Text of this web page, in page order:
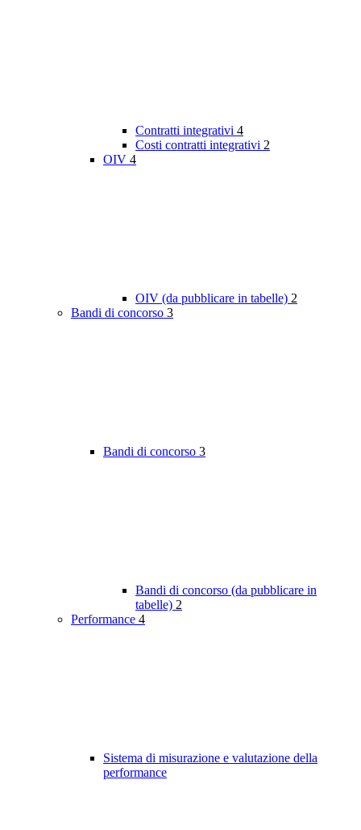
Contratti integrativi 4
Costi contratti integrativi 2
OIV 4
OIV (da pubblicare in tabelle) 2
Bandi di concorso 3
Bandi di concorso 3
Bandi di concorso (da pubblicare in
tabelle) 2
Performance 4
Sistema di misurazione e valutazione della
performance